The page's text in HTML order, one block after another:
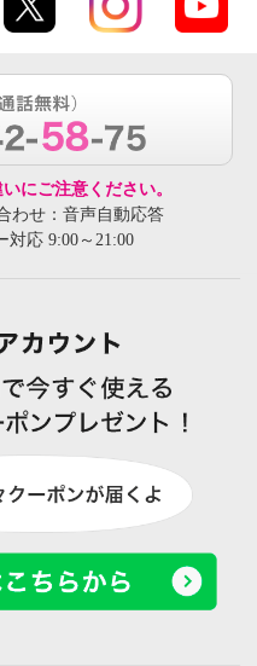
にご注意ください。
わせ：音声自動応答
対応 9:00～21:00